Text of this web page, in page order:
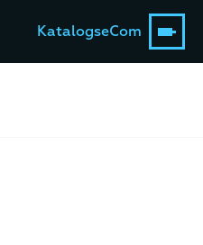
KatalogseCom